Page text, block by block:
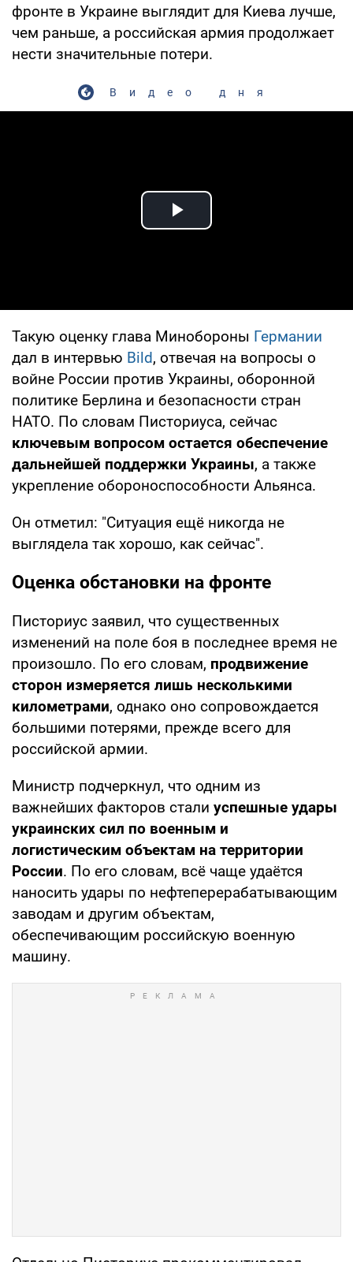
фронте в Украине выглядит для Киева лучше,
чем раньше, а российская армия продолжает
нести значительные потери.
Видео дня
Play Video
Такую оценку глава Минобороны Германии
дал в интервью Bild, отвечая на вопросы о
войне России против Украины, оборонной
политике Берлина и безопасности стран
НАТО. По словам Писториуса, сейчас
ключевым вопросом остается обеспечение
дальнейшей поддержки Украины, а также
укрепление обороноспособности Альянса.
Он отметил: "Ситуация ещё никогда не
выглядела так хорошо, как сейчас".
Оценка обстановки на фронте
Писториус заявил, что существенных
изменений на поле боя в последнее время не
произошло. По его словам, продвижение
сторон измеряется лишь несколькими
километрами, однако оно сопровождается
большими потерями, прежде всего для
российской армии.
Министр подчеркнул, что одним из
важнейших факторов стали успешные удары
украинских сил по военным и
логистическим объектам на территории
России. По его словам, всё чаще удаётся
наносить удары по нефтеперерабатывающим
заводам и другим объектам,
обеспечивающим российскую военную
машину.